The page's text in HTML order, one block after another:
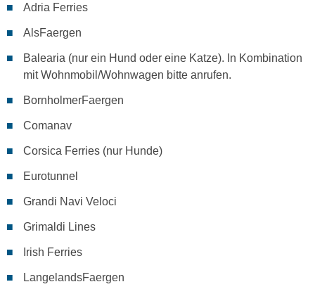
Adria Ferries
AlsFaergen
Balearia (nur ein Hund oder eine Katze). In Kombination
mit Wohnmobil/Wohnwagen bitte anrufen.
BornholmerFaergen
Comanav
Corsica Ferries (nur Hunde)
Eurotunnel
Grandi Navi Veloci
Grimaldi Lines
Irish Ferries
LangelandsFaergen